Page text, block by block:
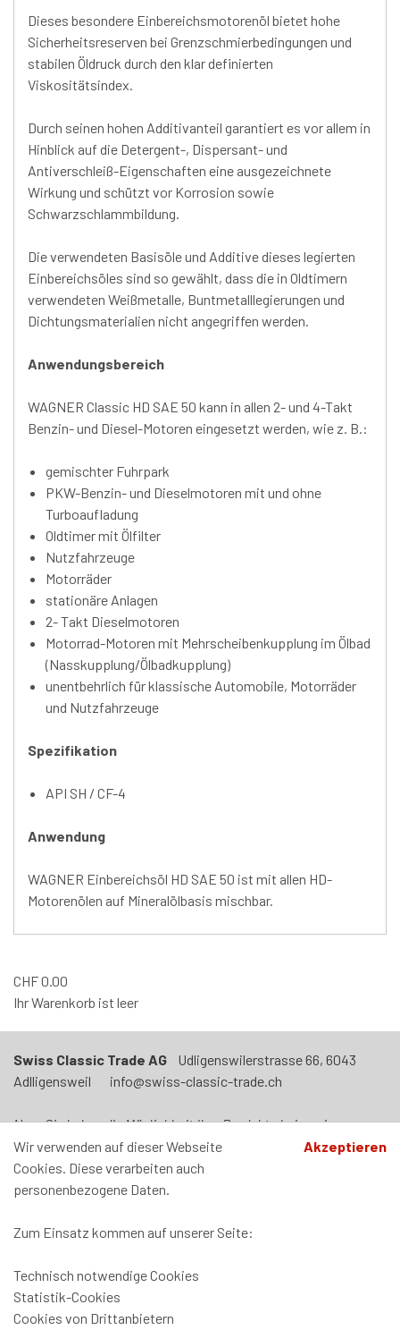
Dieses besondere Einbereichsmotorenöl bietet hohe
Sicherheitsreserven bei Grenzschmierbedingungen und
stabilen Öldruck durch den klar definierten
Viskositätsindex.
Durch seinen hohen Additivanteil garantiert es vor allem in
Hinblick auf die Detergent-, Dispersant- und
Antiverschleiß-Eigenschaften eine ausgezeichnete
Wirkung und schützt vor Korrosion sowie
Schwarzschlammbildung.
Die verwendeten Basisöle und Additive dieses legierten
Einbereichsöles sind so gewählt, dass die in Oldtimern
verwendeten Weißmetalle, Buntmetalllegierungen und
Dichtungsmaterialien nicht angegriffen werden.
Anwendungsbereich
WAGNER Classic HD SAE 50 kann in allen 2- und 4-Takt
Benzin- und Diesel-Motoren eingesetzt werden, wie z. B.:
gemischter Fuhrpark
PKW-Benzin- und Dieselmotoren mit und ohne
Turboaufladung
Oldtimer mit Ölfilter
Nutzfahrzeuge
Motorräder
stationäre Anlagen
2- Takt Dieselmotoren
Motorrad-Motoren mit Mehrscheibenkupplung im Ölbad
(Nasskupplung/Ölbadkupplung)
unentbehrlich für klassische Automobile, Motorräder
und Nutzfahrzeuge
Spezifikation
API SH / CF-4
Anwendung
WAGNER Einbereichsöl HD SAE 50 ist mit allen HD-
Motorenölen auf Mineralölbasis mischbar.
CHF0.00
Ihr Warenkorb ist leer
Swiss Classic Trade AG Udligenswilerstrasse 66, 6043
Adlligensweil info@swiss-classic-trade.ch
Neu: Sie haben die Möglichkeit Ihre Produkte bei uns in
Adligenswil abzuholen. Termin nach Vereinbarung. Unser Laden
ist jeden Mittwoch von 09h00 - 12h00 und von 14h00-17h00
geöffnet.
Zahlung und Versand
Datenschutz
Wir verwenden auf dieser Webseite
Cookies. Diese verarbeiten auch
personenbezogene Daten.
Zum Einsatz kommen auf unserer Seite:
Technisch notwendige Cookies
Statistik-Cookies
Cookies von Drittanbietern
Akzeptieren